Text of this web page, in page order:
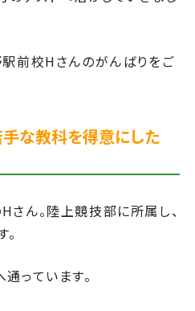
駅前校Hさんのがんばりをご
手な教科を得意にした
ん。陸上競技部に所属し、
っています。